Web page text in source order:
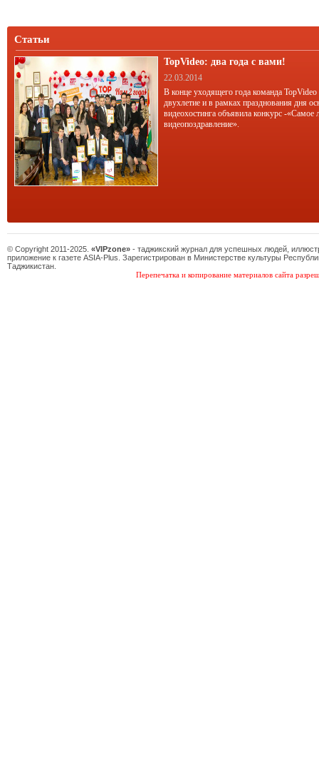
Статьи
TopVideo: два года с вами!
22.03.2014
В конце уходящего года команда TopVideo
двухлетие и в рамках празднования дня
видеохостинга объявила конкурс -«Самое
видеопоздравление».
© Copyright 2011-2025. «VIPzone» - таджикский журнал для успешных людей,
приложение к газете ASIA-Plus. Зарегистрирован в Министерстве культуры
Таджикистан.
Перепечатка и копирование материалов сайта